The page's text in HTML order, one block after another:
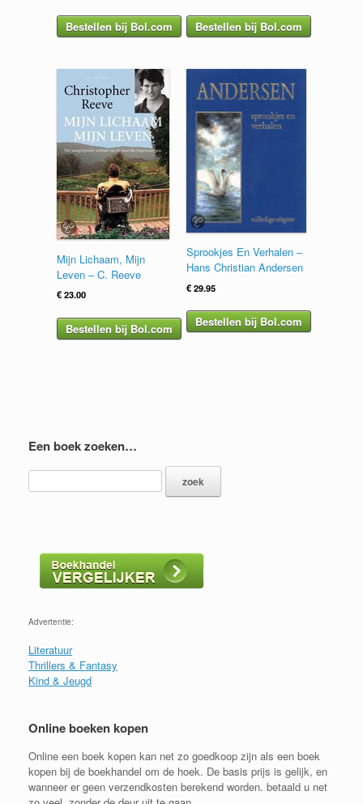
Bestellen bij Bol.com Bestellen bij Bol.com
Mijn Lichaam, Mijn
Leven – C. Reeve
€23.00
Bestellen bij Bol.com
Sprookjes En Verhalen –
Hans Christian Andersen
€29.95
Bestellen bij Bol.com
Een boek zoeken…
Advertentie:
Literatuur
Thrillers & Fantasy
Kind & Jeugd
Online boeken kopen
Online een boek kopen kan net zo goedkoop zijn als een boek
kopen bij de boekhandel om de hoek. De basis prijs is gelijk, en
wanneer er geen verzendkosten berekend worden. betaald u net